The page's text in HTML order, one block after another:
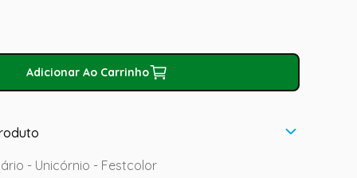
Adicionar Ao Carrinho
- Unicórnio - Festcolor